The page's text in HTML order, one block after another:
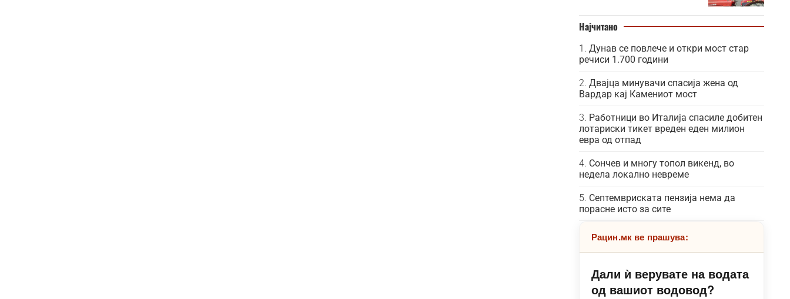
Најчитано
Дунав се повлече и откри мост стар
речиси 1.700 години
Двајца минувачи спасија жена од
Вардар кај Камениот мост
Работници во Италија спасиле добитен
лотариски тикет вреден еден милион
евра од отпад
Сончев и многу топол викенд, во
недела локално невреме
Септемвриската пензија нема да
порасне исто за сите
Рацин.мк ве прашува:
Дали ѝ верувате на водата
од вашиот водовод?